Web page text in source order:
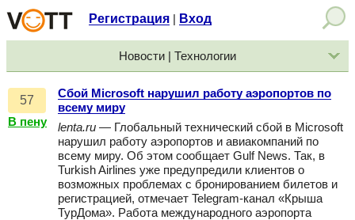
Регистрация Вход
Новости | Технологии
57
В пену
Сбой Microsoft нарушил работу аэропортов по
всему миру
lenta.ru — Глобальный технический сбой в Microsoft
нарушил работу аэропортов и авиакомпаний по
всему миру. Об этом сообщает Gulf News. Так, в
Turkish Airlines уже предупредили клиентов о
возможных проблемах с бронированием билетов и
регистрацией, отмечает Telegram-канал «Крыша
ТурДома». Работа международного аэропорта